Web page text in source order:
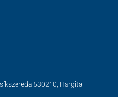
530210, Hargita